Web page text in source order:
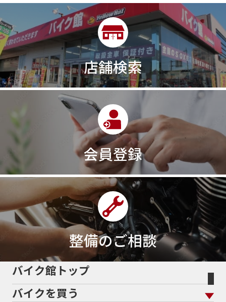
店舗検索
会員登録
整備のご相談
バイク館トップ
バイクを買う